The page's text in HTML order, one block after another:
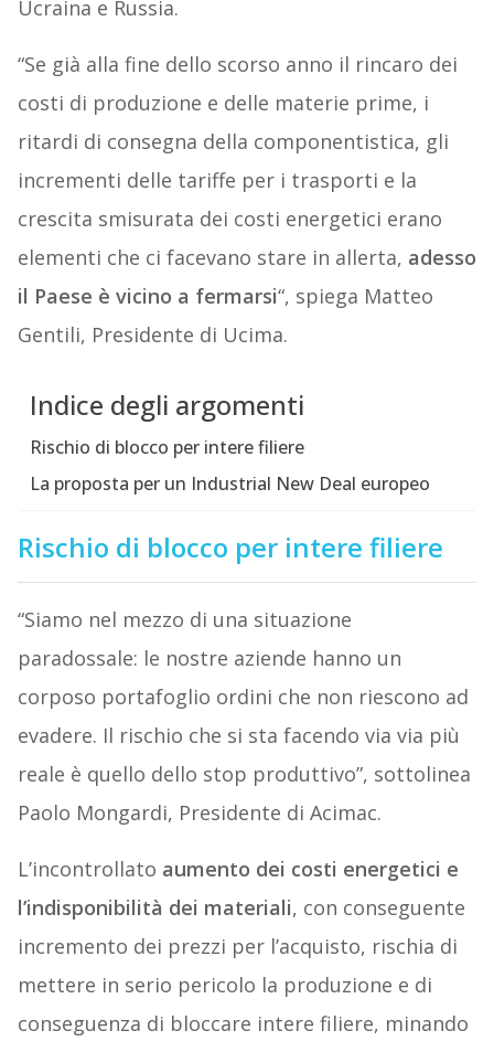
Ucraina e Russia.
“Se già alla fine dello scorso anno il rincaro dei
costi di produzione e delle materie prime, i
ritardi di consegna della componentistica, gli
incrementi delle tariffe per i trasporti e la
crescita smisurata dei costi energetici erano
elementi che ci facevano stare in allerta, adesso
il Paese è vicino a fermarsi“, spiega Matteo
Gentili, Presidente di Ucima.
Indice degli argomenti
Rischio di blocco per intere filiere
La proposta per un Industrial New Deal europeo
Rischio di blocco per intere filiere
“Siamo nel mezzo di una situazione
paradossale: le nostre aziende hanno un
corposo portafoglio ordini che non riescono ad
evadere. Il rischio che si sta facendo via via più
reale è quello dello stop produttivo”, sottolinea
Paolo Mongardi, Presidente di Acimac.
L’incontrollato aumento dei costi energetici e
l’indisponibilità dei materiali, con conseguente
incremento dei prezzi per l’acquisto, rischia di
mettere in serio pericolo la produzione e di
conseguenza di bloccare intere filiere, minando